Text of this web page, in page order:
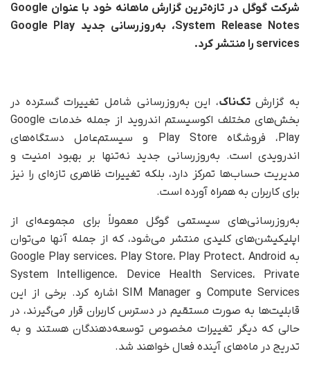
شرکت گوگل در تازه‌ترین گزارش ماهانه خود با عنوان Google
System Release Notes، به‌روزرسانی جدید Google Play
services را منتشر کرد.
به گزارشتک‌ناک، این به‌روزرسانی شامل تغییرات گسترده در
بخش‌های مختلف اکوسیستم اندروید از جمله خدمات Google
Play، فروشگاه Play Store و سیستم‌عامل دستگاه‌های
اندرویدی است. به‌روزرسانی جدید نه‌تنها بر بهبود امنیت و
مدیریت حساب‌ها تمرکز دارد، بلکه تغییرات ظاهری تازه‌ای را نیز
برای کاربران به همراه آورده است.
به‌روزرسانی‌های سیستمی گوگل معمولاً برای مجموعه‌ای از
اپلیکیشن‌های کلیدی منتشر می‌شود، که از جمله آنها می‌توان
به Google Play services، Play Store، Play Protect، Android
System Intelligence، Device Health Services، Private
Compute Services و SIM Manager اشاره کرد. برخی از این
قابلیت‌ها به صورت مستقیم در دسترس کاربران قرار می‌گیرند، در
حالی‌ که دیگر تغییرات مخصوص توسعه‌دهندگان هستند و به
تدریج در ماه‌های آینده فعال خواهند شد.